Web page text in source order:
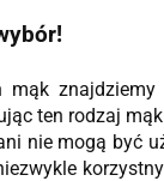
mąk
ten rodzaj
nie mogą być